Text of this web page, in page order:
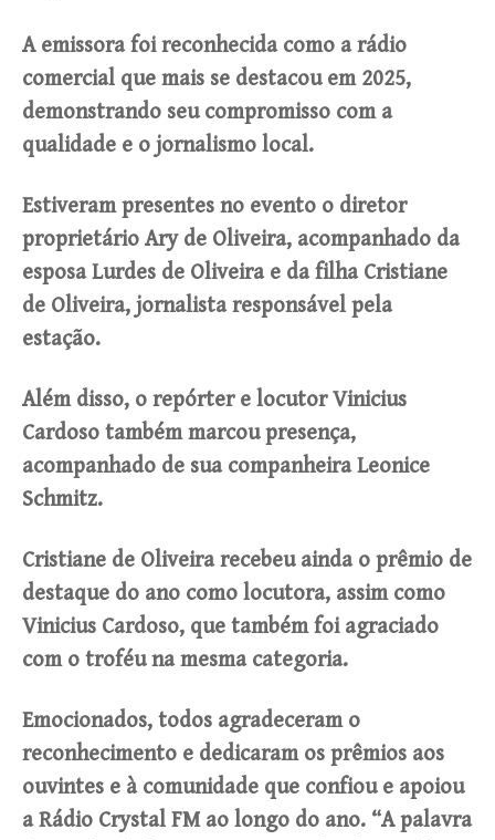
A emissora foi reconhecida como a rádio
comercial que mais se destacou em 2025,
demonstrando seu compromisso com a
qualidade e o jornalismo local.
Estiveram presentes no evento o diretor
proprietário Ary de Oliveira, acompanhado da
esposa Lurdes de Oliveira e da filha Cristiane
de Oliveira, jornalista responsável pela
estação.
Além disso, o repórter e locutor Vinicius
Cardoso também marcou presença,
acompanhado de sua companheira Leonice
Schmitz.
Cristiane de Oliveira recebeu ainda o prêmio de
destaque do ano como locutora, assim como
Vinicius Cardoso, que também foi agraciado
com o troféu na mesma categoria.
Emocionados, todos agradeceram o
reconhecimento e dedicaram os prêmios aos
ouvintes e à comunidade que confiou e apoiou
a Rádio Crystal FM ao longo do ano. “A palavra